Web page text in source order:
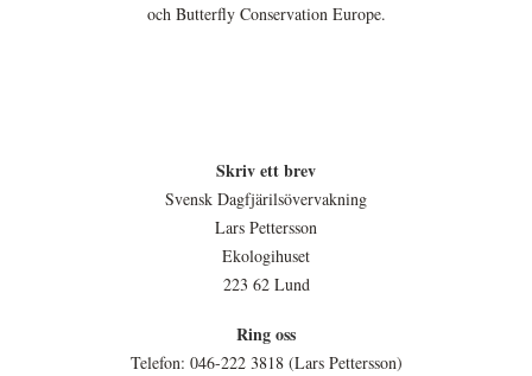
och Butterfly Conservation Europe.
Skriv ett brev
Svensk Dagfjärilsövervakning
Lars Pettersson
Ekologihuset
223 62 Lund
Ring oss
Telefon: 046-222 3818 (Lars Pettersson)